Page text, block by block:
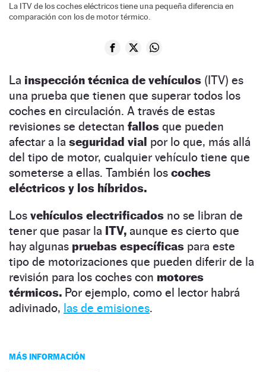
La ITV de los coches eléctricos tiene una pequeña diferencia en
comparación con los de motor térmico.
La inspección técnica de vehículos (ITV) es
una prueba que tienen que superar todos los
coches en circulación. A través de estas
revisiones se detectan fallos que pueden
afectar a la seguridad vial por lo que, más allá
del tipo de motor, cualquier vehículo tiene que
someterse a ellas. También los coches
eléctricos y los híbridos.
Los vehículos electrificados no se libran de
tener que pasar la ITV, aunque es cierto que
hay algunas pruebas específicas para este
tipo de motorizaciones que pueden diferir de la
revisión para los coches con motores
térmicos. Por ejemplo, como el lector habrá
adivinado, las de emisiones.
MÁS INFORMACIÓN